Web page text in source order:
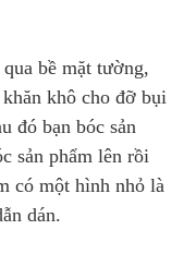
bề mặt tường,
khô cho đỡ bụi
đó bạn bóc sản
sản phẩm lên rồi
có một hình nhỏ là
dán.